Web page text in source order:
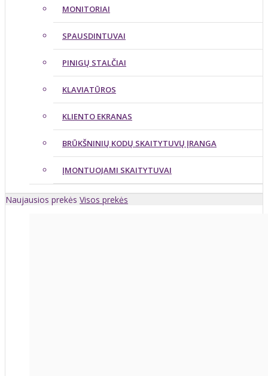
MONITORIAI
SPAUSDINTUVAI
PINIGŲ STALČIAI
KLAVIATŪROS
KLIENTO EKRANAS
BRŪKŠNINIŲ KODŲ SKAITYTUVŲ ĮRANGA
ĮMONTUOJAMI SKAITYTUVAI
Naujausios prekės Visos prekės